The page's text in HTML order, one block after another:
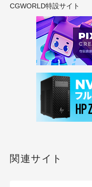
CGWORLD特設サイト
関連サイト